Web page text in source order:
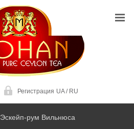
Регистрация UA/RU
Эскейп-рум Вильнюса